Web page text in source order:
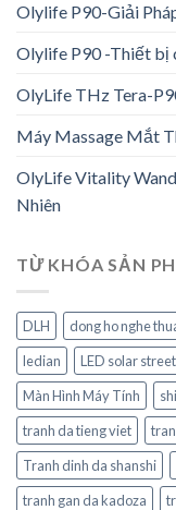
Olylife P90-Giải
Olylife P90 -Thiết bị
OlyLife THz Tera-
Máy Massage Mắt
OlyLife Vitality
Nhiên
TỪ KHÓA SẢN
DLH dong ho nghe
ledian
LED solar
Màn Hình Máy Tính
tranh da tieng viet
Tranh dinh da shanshi
tranh gan da kadoza